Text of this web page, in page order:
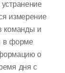
измерение
команды и
в форме
о
дня с